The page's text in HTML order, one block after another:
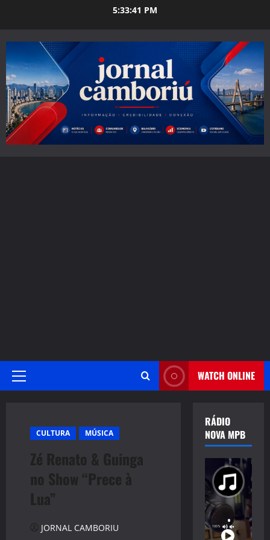
5:33:42 PM
Primary
WATCH ONLINE
CULTURA MÚSICA
Zé Renato & Guinga
no Show “Prece à
Lua”
JORNAL CAMBORIU
RÁDIO
NOVA MPB